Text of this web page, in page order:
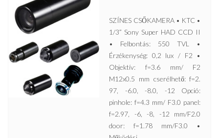
SZÍNES CSŐKAMERA • KTC •
1/3” Sony Super HAD CCD II
• Felbontás: 550 TVL •
Érzékenység: 0,2 lux / F2 •
Objektív: f=3.6 mm/ F2
M12x0.5 mm cserélhető: f=2.
97, -6.0, -8.0, -12 Opció:
pinhole: f=4.3 mm/ F3.0 panel:
f=2.97, -6, -8, -12 mm/F2.0
door: f=1.78 mm/F3.0 •